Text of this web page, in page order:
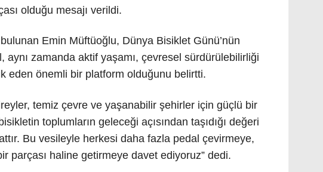
olduğu mesajı verildi.
Emin Müftüoğlu, Dünya Bisiklet Günü’nün
aynı zamanda aktif yaşamı, çevresel sürdürülebilirliği
eden önemli bir platform olduğunu belirtti.
temiz çevre ve yaşanabilir şehirler için güçlü bir
toplumların geleceği açısından taşıdığı değeri
Bu vesileyle herkesi daha fazla pedal çevirmeye,
parçası haline getirmeye davet ediyoruz” dedi.